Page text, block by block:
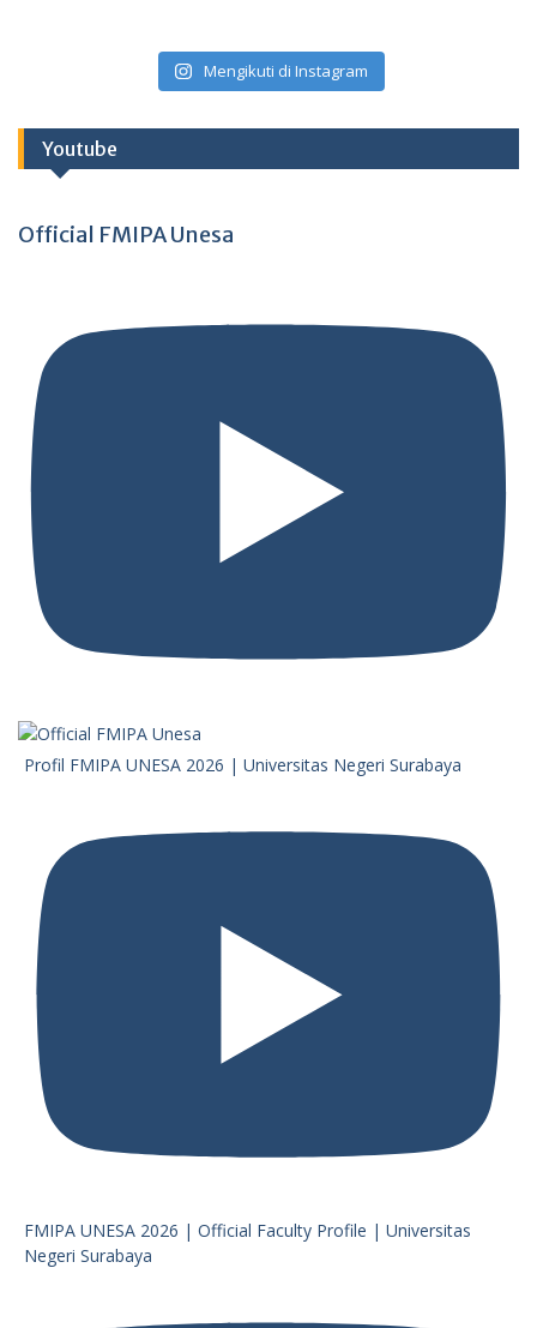
Mengikuti di Instagram
Youtube
Official FMIPA Unesa
Profil FMIPA UNESA 2026 | Universitas Negeri Surabaya
FMIPA UNESA 2026 | Official Faculty Profile | Universitas
Negeri Surabaya